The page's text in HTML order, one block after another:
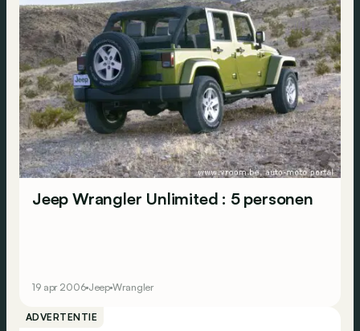
Jeep Wrangler Unlimited : 5 personen
19 apr 2006 Jeep Wrangler
ADVERTENTIE